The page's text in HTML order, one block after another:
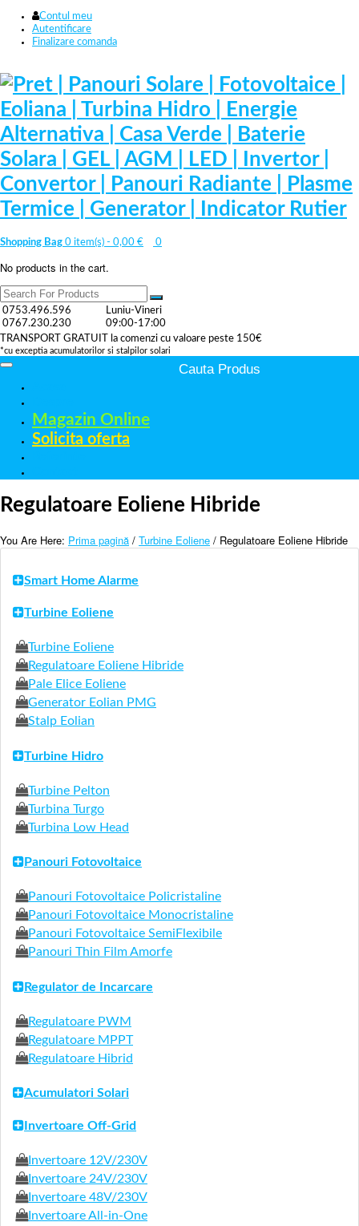
Contul meu
Autentificare
Finalizare comanda
Shopping Bag 0 item(s) - 0,00 € 0
No products in the cart.
0753.496.596
0767.230.230
Luniu-Vineri
09:00-17:00
TRANSPORT GRATUIT la comenzi cu valoare peste 150€
*cu exceptia acumulatorilor si stalpilor solari
Magazin Online
Solicita oferta
Regulatoare Eoliene Hibride
You Are Here: Prima pagină / Turbine Eoliene / Regulatoare Eoliene Hibride
Smart Home Alarme
Turbine Eoliene
Turbine Eoliene
Regulatoare Eoliene Hibride
Pale Elice Eoliene
Generator Eolian PMG
Stalp Eolian
Turbine Hidro
Turbine Pelton
Turbina Turgo
Turbina Low Head
Panouri Fotovoltaice
Panouri Fotovoltaice Policristaline
Panouri Fotovoltaice Monocristaline
Panouri Fotovoltaice SemiFlexibile
Panouri Thin Film Amorfe
Regulator de Incarcare
Regulatoare PWM
Regulatoare MPPT
Regulatoare Hibrid
Acumulatori Solari
Invertoare Off-Grid
Invertoare 12V/230V
Invertoare 24V/230V
Invertoare 48V/230V
Invertoare All-in-One